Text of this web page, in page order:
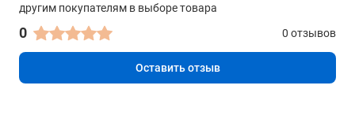
другим покупателям в выборе товара
0 0 отзывов
Оставить отзыв